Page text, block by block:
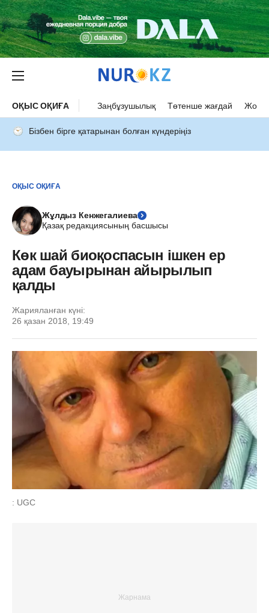
ОҚЫС ОҚИҒА Заңбұзушылық Төтенше жағдай Жол
Бізбен бірге қатарынан болған күндеріңіз
ОҚЫС ОҚИҒА
Жұлдыз Кенжегалиева
Қазақ редакциясының басшысы
Көк шай биоқоспасын ішкен ер
адам бауырынан айырылып
қалды
Жарияланған күні:
26 қазан 2018, 19:49
: UGC